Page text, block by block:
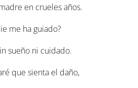
en crueles años.
me ha guiado?
sueño ni cuidado.
que sienta el daño,